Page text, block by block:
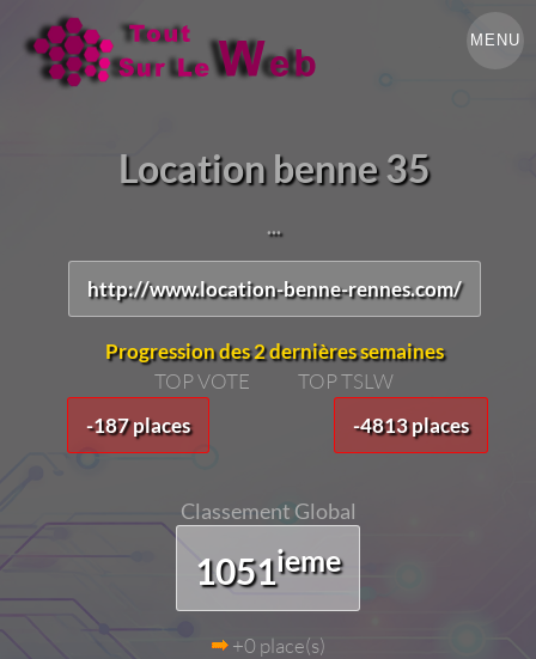
MENU
Location benne 35
...
http://www.location-benne-rennes.com/
Progression des 2 dernières semaines
TOP VOTE
-187 places
TOP TSLW
-4813 places
Classement Global
1051ieme
+0 place(s)